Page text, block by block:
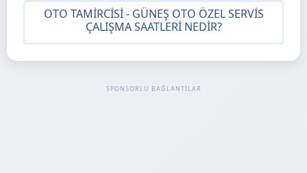
OTO TAMIRCISI - GÜNEŞ OTO ÖZEL SERVIS
ÇALIŞMA SAATLERI NEDIR?
SPONSORLU BAĞLANTILAR